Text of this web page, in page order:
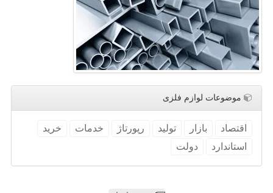
موضوعات لوازم فلزی
اقتصاد بازار تولید رپورتاژ خدمات
خرید
استاندارد
دولت